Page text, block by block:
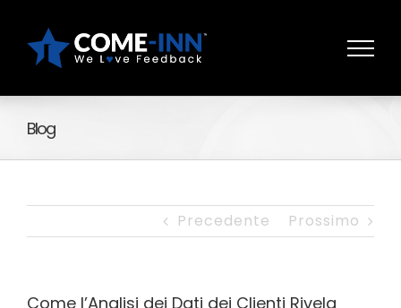
contenuto
Blog
Precedente Prossimo
Come l’Analisi dei Dati dei Clienti Rivela